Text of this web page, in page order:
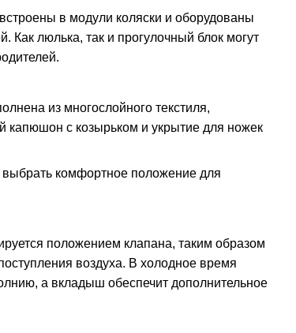
встроены в модули коляски и оборудованы
люлька, так и прогулочный блок могут
из многослойного текстиля,
капюшон с козырьком и укрытие для ножек
комфортное положение для
положением клапана, таким образом
воздуха. В холодное время
а вкладыш обеспечит дополнительное